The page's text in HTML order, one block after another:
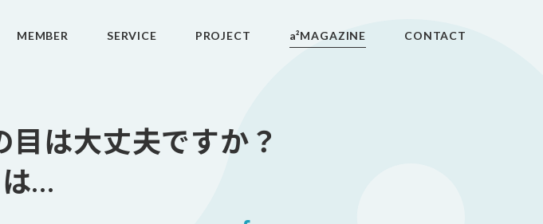
MEMBER SERVICE PROJECT a²MAGAZINE CONTACT
は大丈夫ですか？
…